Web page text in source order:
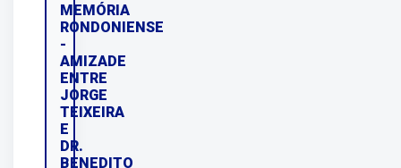
MEMÓRIA
RONDONIENSE
-
AMIZADE
ENTRE
JORGE
TEIXEIRA
E
DR.
BENEDITO